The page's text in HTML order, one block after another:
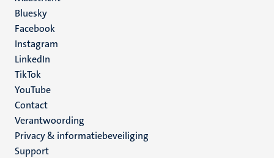
Social
media
Bluesky
Facebook
Instagram
LinkedIn
TikTok
YouTube
Menu
footer
(NL)
Contact
Verantwoording
Privacy & informatiebeveiliging
Support